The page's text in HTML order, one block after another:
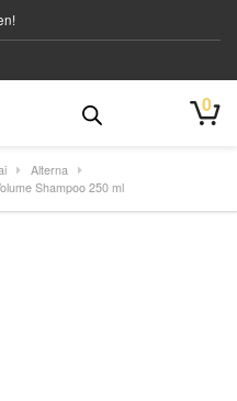
0
Alterna
Shampoo 250 ml